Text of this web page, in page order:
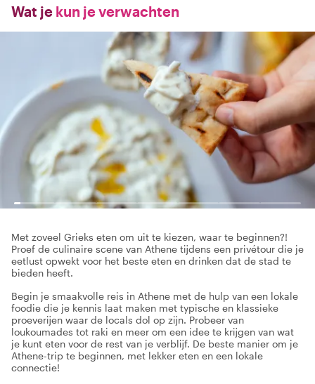
Wat je kun je verwachten
Met zoveel Grieks eten om uit te kiezen, waar te beginnen?!
Proef de culinaire scene van Athene tijdens een privétour die je
eetlust opwekt voor het beste eten en drinken dat de stad te
bieden heeft.
Begin je smaakvolle reis in Athene met de hulp van een lokale
foodie die je kennis laat maken met typische en klassieke
proeverijen waar de locals dol op zijn. Probeer van
loukoumades tot raki en meer om een idee te krijgen van wat
je kunt eten voor de rest van je verblijf. De beste manier om je
Athene-trip te beginnen, met lekker eten en een lokale
connectie!